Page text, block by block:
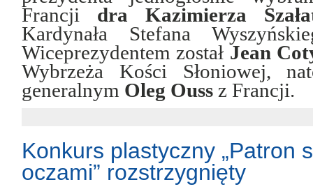
Francji dra Kazimierza
Kardynała Stefana
Wiceprezydentem został Jean
Wybrzeża Kości Słoniowej,
generalnym Oleg Ouss z Francji.
Konkurs plastyczny „Patron
oczami” rozstrzygnięty